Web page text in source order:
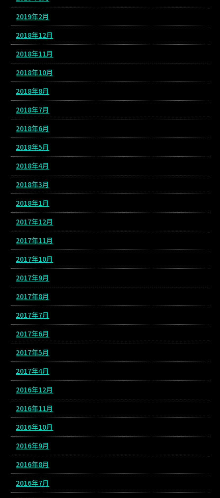
2019年2月
2018年12月
2018年11月
2018年10月
2018年8月
2018年7月
2018年6月
2018年5月
2018年4月
2018年3月
2018年1月
2017年12月
2017年11月
2017年10月
2017年9月
2017年8月
2017年7月
2017年6月
2017年5月
2017年4月
2016年12月
2016年11月
2016年10月
2016年9月
2016年8月
2016年7月